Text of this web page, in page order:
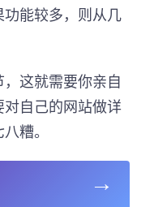
能较多，则从几
这就需要你亲自
自己的网站做详
糟。
→